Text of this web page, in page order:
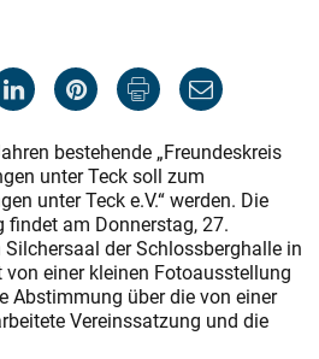
bestehende „Freundeskreis
unter Teck soll zum
unter Teck e.V.“ werden. Die
am Donnerstag, 27.
der Schlossberghalle in
einer kleinen Fotoausstellung
Abstimmung über die von einer
Vereinssatzung und die